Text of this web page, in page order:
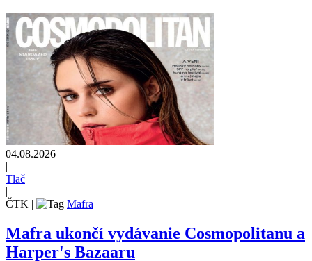
04.08.2026
|
Tlač
|
ČTK | Mafra
Mafra ukončí vydávanie Cosmopolitanu a
Harper's Bazaaru